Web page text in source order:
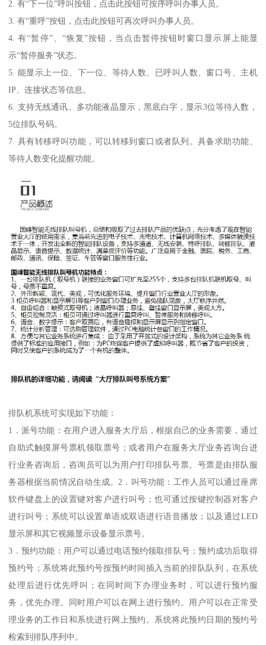
2. 有“下一位”呼叫按钮，点击此按钮可按序呼叫办事人员。
3. 有“重呼”按钮，点击此按钮可再次呼叫办事人员。
4. 有“暂停”、“恢复”按钮，当点击暂停按钮时窗口显示屏上能显
示“暂停服务”状态。
5. 能显示上一位、下一位、等待人数、已呼叫人数、窗口号、主机
IP、连接状态等信息。
6. 支持无线通讯。多功能液晶显示，黑底白字，显示3位等待人数，
5位排队号码。
7. 具有转移呼叫功能，可以转移到窗口或者队列。具备求助功能、
等待人数变化提醒功能。
排队机系统可实现如下功能：
1．派号功能：在用户进入服务大厅后，根据自己的业务需要，通过
自助式触摸屏号票机领取票号；或者用户在服务大厅业务咨询台进
行业务咨询后，咨询员可以为用户打印排队号票。号票是由排队服
务器根据当前情况自动生成。2．叫号功能：工作人员可以通过座席
软件键盘上的设置键对客户进行叫号；也可通过按键控制器对客户
进行叫号；系统可以设置单语或双语进行语音播放；以及通过LED
显示屏和其它视频显示设备显示票号。
3．预约功能：用户可以通过电话预约领取排队号；预约成功后取得
预约号；系统将此预约号按预约时间插入当前的排队队列，在系统
处理后进行优先呼叫；在同时间下办理业务时，可以进行预约服
务，优先办理。同时用户可以在网上进行预约。用户可以在正常受
理业务的工作日和系统进行网上预约。系统将此预约日期的预约号
检索到排队序列中。